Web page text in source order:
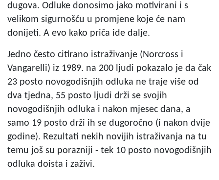
dugova. Odluke donosimo jako motivirani i s
velikom sigurnošću u promjene koje će nam
donijeti. A evo kako priča ide dalje.
Jedno često citirano istraživanje (Norcross i
Vangarelli) iz 1989. na 200 ljudi pokazalo je da čak
23 posto novogodišnjih odluka ne traje više od
dva tjedna, 55 posto ljudi drži se svojih
novogodišnjih odluka i nakon mjesec dana, a
samo 19 posto drži ih se dugoročno (i nakon dvije
godine). Rezultati nekih novijih istraživanja na tu
temu još su porazniji - tek 10 posto novogodišnjih
odluka doista i zaživi.